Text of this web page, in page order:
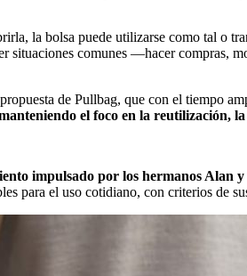
la bolsa puede utilizarse como tal o
situaciones comunes —hacer compras,
de Pullbag, que con el tiempo
el foco en la reutilización,
impulsado por los hermanos Alan
para el uso cotidiano, con criterios de